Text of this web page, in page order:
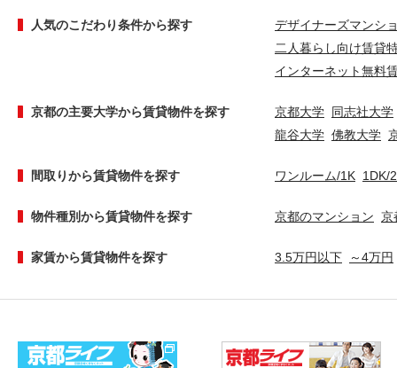
人気のこだわり条件から探す
デザイナーズマンシ
二人暮らし向け賃貸
インターネット無料
京都の主要大学から賃貸物件を探す 京都大学 同志社大学
龍谷大学 佛教大学
間取りから賃貸物件を探す ワンルーム/1K 1DK/
物件種別から賃貸物件を探す 京都のマンション 京
家賃から賃貸物件を探す 3.5万円以下 ～4万円